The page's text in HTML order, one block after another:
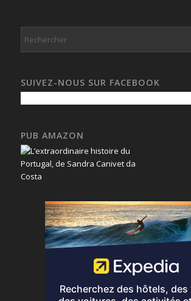
SUIVEZ-NOUS SUR FACEBOOK
PUB AMAZON